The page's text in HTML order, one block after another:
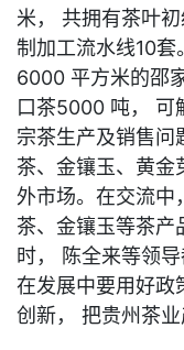
米， 共拥有茶叶
制加工流水线10
6000 平方米的邵
口茶5000 吨， 可
宗茶生产及销售问
茶、金镶玉、黄金
外市场。在交流中
茶、金镶玉等茶产
时， 陈全来等领
在发展中要用好政
创新， 把贵州茶业